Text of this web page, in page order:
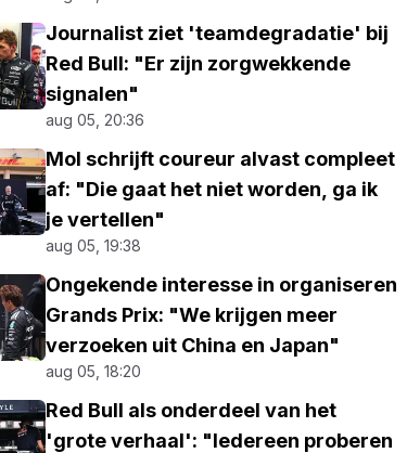
Journalist ziet 'teamdegradatie' bij
Red Bull: "Er zijn zorgwekkende
signalen"
aug 05, 20:36
Mol schrijft coureur alvast compleet
af: "Die gaat het niet worden, ga ik
je vertellen"
aug 05, 19:38
Ongekende interesse in organiseren
Grands Prix: "We krijgen meer
verzoeken uit China en Japan"
aug 05, 18:20
Red Bull als onderdeel van het
'grote verhaal': "Iedereen proberen